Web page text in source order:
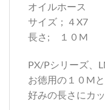
オイルホース
サイズ；４X7
長さ; １０M
PX/Pシリーズ、
お徳用の１０Mと
好みの長さにカ